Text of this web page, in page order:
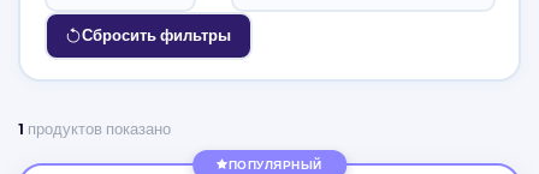
Сбросить фильтры
1 продуктов показано
ПОПУЛЯРНЫЙ